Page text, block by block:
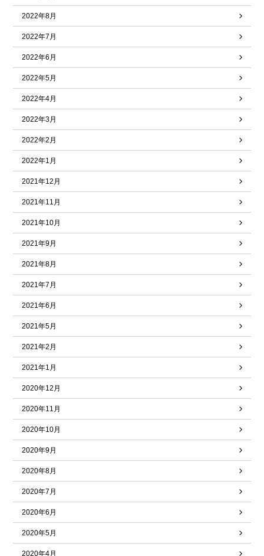
2022年8月
2022年7月
2022年6月
2022年5月
2022年4月
2022年3月
2022年2月
2022年1月
2021年12月
2021年11月
2021年10月
2021年9月
2021年8月
2021年7月
2021年6月
2021年5月
2021年2月
2021年1月
2020年12月
2020年11月
2020年10月
2020年9月
2020年8月
2020年7月
2020年6月
2020年5月
2020年4月